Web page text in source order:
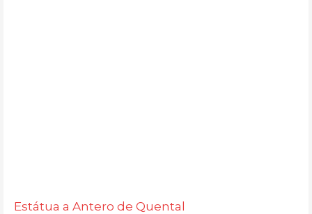
Estátua a Antero de Quental